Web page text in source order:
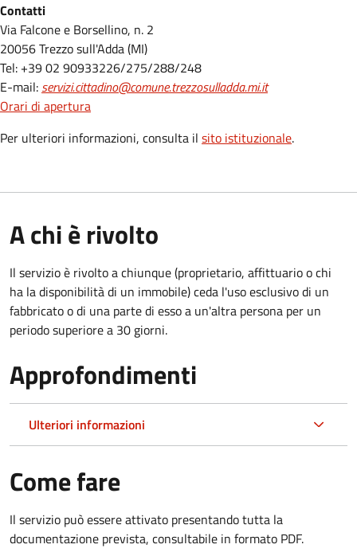
Contatti
Via Falcone e Borsellino, n. 2
20056 Trezzo sull'Adda (MI)
Tel: +39 02 90933226/275/288/248
E-mail: servizi.cittadino@comune.trezzosulladda.mi.it
Orari di apertura
Per ulteriori informazioni, consulta il sito istituzionale.
A chi è rivolto
Il servizio è rivolto a chiunque (proprietario, affittuario o chi
ha la disponibilità di un immobile) ceda l'uso esclusivo di un
fabbricato o di una parte di esso a un'altra persona per un
periodo superiore a 30 giorni.
Approfondimenti
Ulteriori informazioni
Come fare
Il servizio può essere attivato presentando tutta la
documentazione prevista, consultabile in formato PDF.